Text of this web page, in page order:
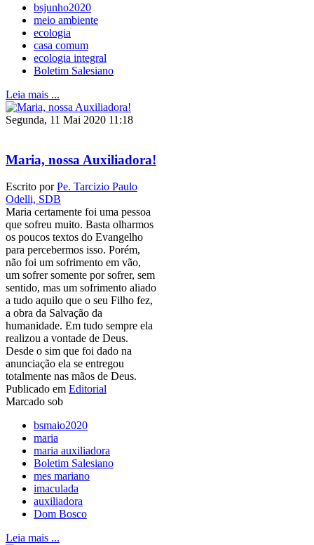
bsjunho2020
meio ambiente
ecologia
casa comum
ecologia integral
Boletim Salesiano
Leia mais ...
Segunda, 11 Mai 2020 11:18
Maria, nossa Auxiliadora!
Escrito porPe. Tarcizio Paulo
Odelli, SDB
Maria certamente foi uma pessoa
que sofreu muito. Basta olharmos
os poucos textos do Evangelho
para percebermos isso. Porém,
não foi um sofrimento em vão,
um sofrer somente por sofrer, sem
sentido, mas um sofrimento aliado
a tudo aquilo que o seu Filho fez,
a obra da Salvação da
humanidade. Em tudo sempre ela
realizou a vontade de Deus.
Desde o sim que foi dado na
anunciação ela se entregou
totalmente nas mãos de Deus.
Publicado em Editorial
Marcado sob
bsmaio2020
maria
maria auxiliadora
Boletim Salesiano
mes mariano
imaculada
auxiliadora
Dom Bosco
Leia mais ...